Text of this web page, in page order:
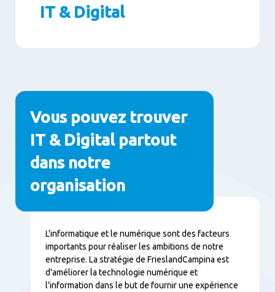
IT & Digital
Paragraphs
Vous pouvez trouver
IT & Digital partout
dans notre
organisation
Contenu
L'informatique et le numérique sont des facteurs
importants pour réaliser les ambitions de notre
entreprise. La stratégie de FrieslandCampina est
d'améliorer la technologie numérique et
l'information dans le but de fournir une expérience